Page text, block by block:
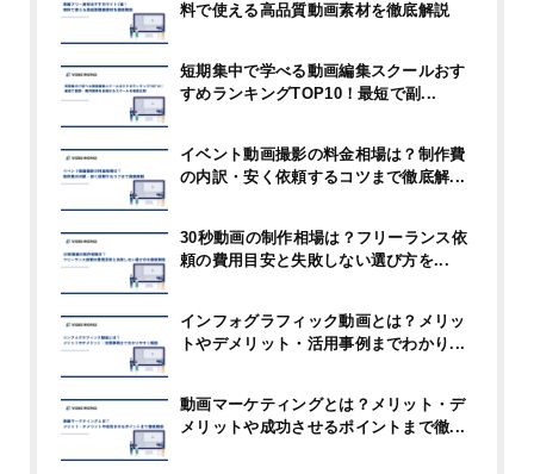
料で使える高品質動画素材を徹底解説
短期集中で学べる動画編集スクールおす
すめランキングTOP10！最短で副...
イベント動画撮影の料金相場は？制作費
の内訳・安く依頼するコツまで徹底解...
30秒動画の制作相場は？フリーランス依
頼の費用目安と失敗しない選び方を...
インフォグラフィック動画とは？メリッ
トやデメリット・活用事例までわかり...
動画マーケティングとは？メリット・デ
メリットや成功させるポイントまで徹...